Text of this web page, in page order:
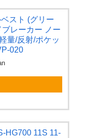
スト (グリー
レーカー ノー
量/反射/ポケッ
020
HG700 11S 11-